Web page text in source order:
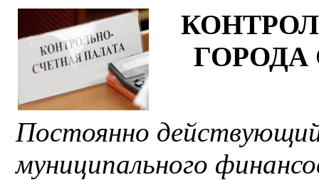
ГОРОДА
Постоянно
муниципального